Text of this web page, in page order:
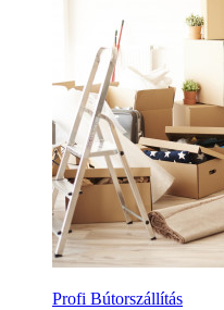
Profi Bútorszállítás